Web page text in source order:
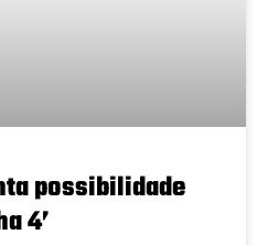
possibilidade
4’